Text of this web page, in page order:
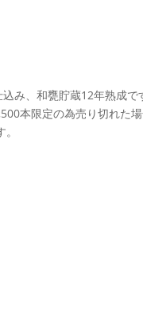
み、和甕貯蔵12年熟成
本限定の為売り切れた